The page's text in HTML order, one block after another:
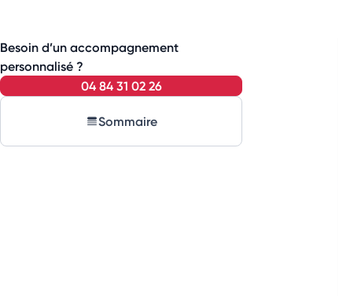
Besoin d’un accompagnement
personnalisé ?
04 84 31 02 26
Sommaire